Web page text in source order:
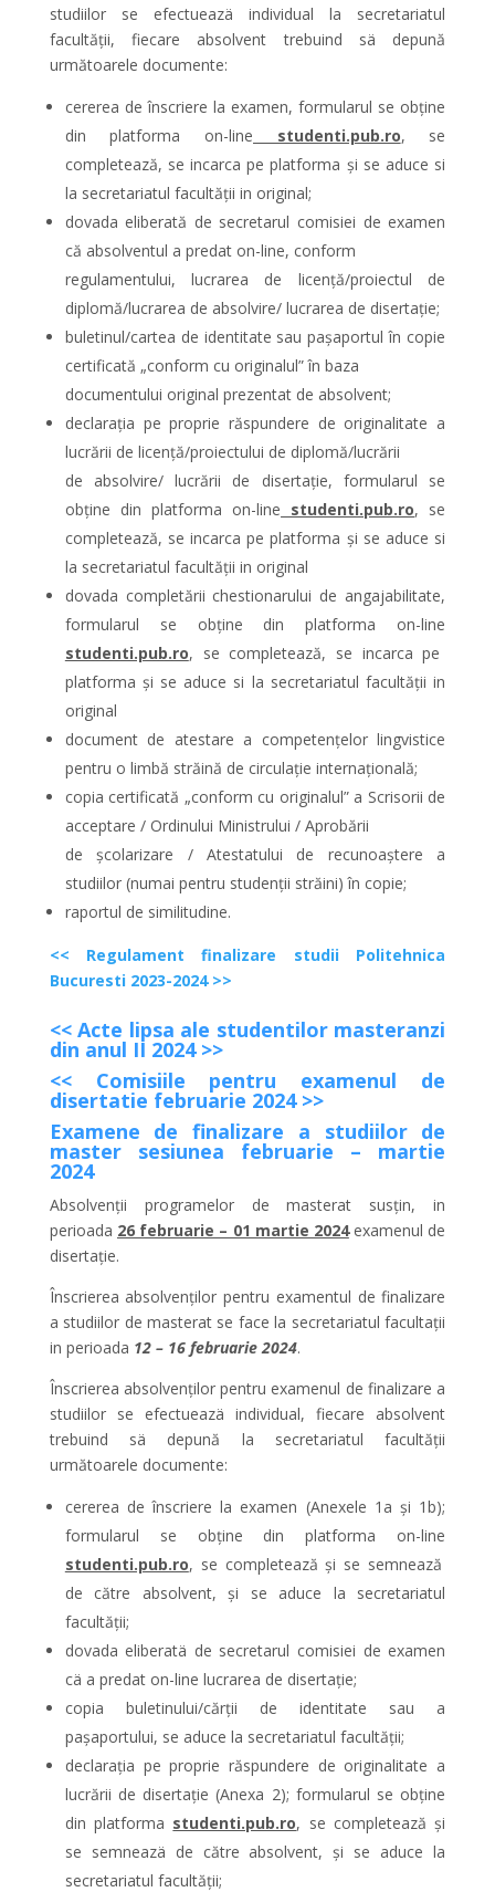
studiilor se efectueazä individual la secretariatul
facultății, fiecare absolvent trebuind sä depună
următoarele documente:
cererea de înscriere la examen, formularul se obține
din platforma on-line studenti.pub.ro, se
completează, se incarca pe platforma și se aduce si
la secretariatul facultății in original;
dovada eliberată de secretarul comisiei de examen
că absolventul a predat on-line, conform
regulamentului, lucrarea de licență/proiectul de
diplomă/lucrarea de absolvire/ lucrarea de disertaţie;
buletinul/cartea de identitate sau paşaportul în copie
certificată „conform cu originalul” în baza
documentului original prezentat de absolvent;
declarația pe proprie răspundere de originalitate a
lucrării de licență/proiectului de diplomă/lucrării
de absolvire/ lucrării de disertaţie, formularul se
obține din platforma on-line studenti.pub.ro, se
completează, se incarca pe platforma și se aduce si
la secretariatul facultății in original
dovada completării chestionarului de angajabilitate,
formularul se obține din platforma on-line
studenti.pub.ro, se completează, se incarca pe
platforma și se aduce si la secretariatul facultății in
original
document de atestare a competențelor lingvistice
pentru o limbă străină de circulație internațională;
copia certificată „conform cu originalul” a Scrisorii de
acceptare / Ordinului Ministrului / Aprobării
de școlarizare / Atestatului de recunoaștere a
studiilor (numai pentru studenţii străini) în copie;
raportul de similitudine.
<< Regulament finalizare studii Politehnica
Bucuresti 2023-2024 >>
<< Acte lipsa ale studentilor masteranzi
din anul II 2024 >>
<< Comisiile pentru examenul de
disertatie februarie 2024 >>
Examene de finalizare a studiilor de
master sesiunea februarie – martie
2024
Absolvenții programelor de masterat susțin, in
perioada 26 februarie – 01 martie 2024examenul de
disertație.
Înscrierea absolvenților pentru examentul de finalizare
a studiilor de masterat se face la secretariatul facultații
in perioada 12– 16 februarie 2024.
Înscrierea absolvenților pentru examenul de finalizare a
studiilor se efectueazä individual, fiecare absolvent
trebuind sä depună la secretariatul facultății
următoarele documente:
cererea de înscriere la examen (Anexele 1a și 1b);
formularul se obține din platforma on-line
studenti.pub.ro, se completează și se semnează
de către absolvent, și se aduce la secretariatul
facultății;
dovada eliberatä de secretarul comisiei de examen
cä a predat on-line lucrarea de disertație;
copia buletinului/cărții de identitate sau a
paşaportului, se aduce la secretariatul facultății;
declarația pe proprie răspundere de originalitate a
lucrării de disertație (Anexa 2); formularul se obține
din platforma studenti.pub.ro, se completează și
se semneazä de către absolvent, și se aduce la
secretariatul facultății;